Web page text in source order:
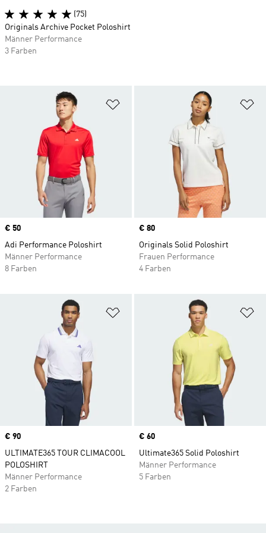
Zur Wunschliste hinzufügen
Price
€ 50
Adi Performance Poloshirt
Männer Performance
8 Farben
Price
€ 80
Originals Solid Poloshirt
Frauen Performance
4 Farben
Zur Wunschliste hinzufügen
Price
€ 90
ULTIMATE365 TOUR CLIMACOOL
POLOSHIRT
Männer Performance
2 Farben
Price
€ 60
Ultimate365 Solid Poloshirt
Männer Performance
5 Farben
(75)
Originals Archive Pocket Poloshirt
Männer Performance
3 Farben